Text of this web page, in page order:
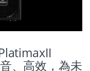
、高效，為未